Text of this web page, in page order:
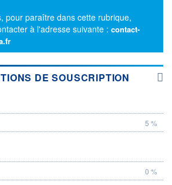
pour paraître dans cette rubrique,
à l'adresse suivante : contact-
DE SOUSCRIPTION
5 %
0 %